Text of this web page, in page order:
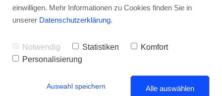
bei
komplexen
Beschwerden
einwilligen. Mehr Informationen zu Cookies finden Sie in
unserer Datenschutzerklärung.
Notwendig Statistiken
Komfort
Personalisierung
Auswahl speichern Alle auswählen